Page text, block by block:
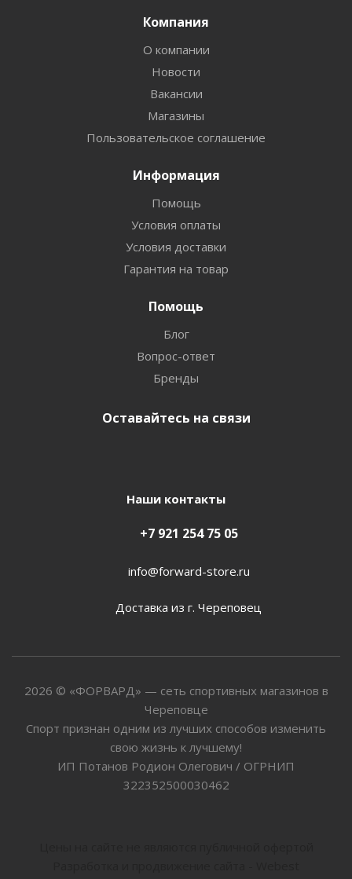
Компания
О компании
Новости
Вакансии
Магазины
Пользовательское соглашение
Информация
Помощь
Условия оплаты
Условия доставки
Гарантия на товар
Помощь
Блог
Вопрос-ответ
Бренды
Оставайтесь на связи
Наши контакты
+7 921 254 75 05
info@forward-store.ru
Доставка из г. Череповец
2026 © «ФОРВАРД» — сеть спортивных магазинов в
Череповце
Спорт признан одним из лучших способов изменить
свою жизнь к лучшему!
ИП Потанов Родион Олегович / ОГРНИП
322352500030462